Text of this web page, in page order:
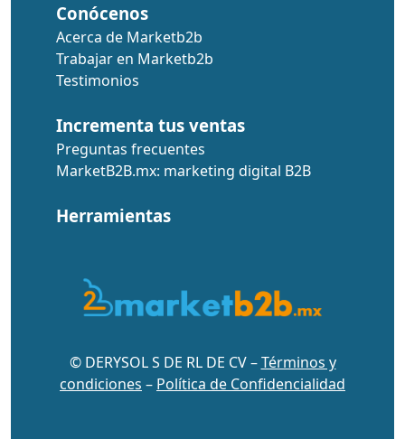
Conócenos
Acerca de Marketb2b
Trabajar en Marketb2b
Testimonios
Incrementa tus ventas
Preguntas frecuentes
MarketB2B.mx: marketing digital B2B
Herramientas
© DERYSOL S DE RL DE CV –Términos y
condiciones – Política de Confidencialidad